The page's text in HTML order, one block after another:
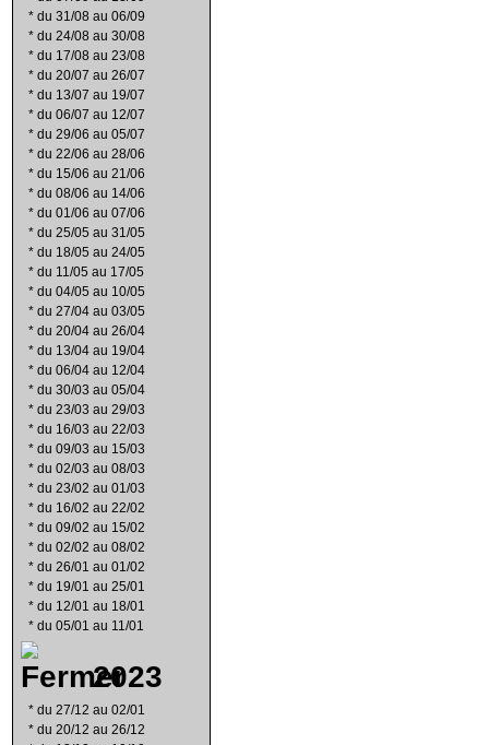
* du 31/08 au 06/09
* du 24/08 au 30/08
* du 17/08 au 23/08
* du 20/07 au 26/07
* du 13/07 au 19/07
* du 06/07 au 12/07
* du 29/06 au 05/07
* du 22/06 au 28/06
* du 15/06 au 21/06
* du 08/06 au 14/06
* du 01/06 au 07/06
* du 25/05 au 31/05
* du 18/05 au 24/05
* du 11/05 au 17/05
* du 04/05 au 10/05
* du 27/04 au 03/05
* du 20/04 au 26/04
* du 13/04 au 19/04
* du 06/04 au 12/04
* du 30/03 au 05/04
* du 23/03 au 29/03
* du 16/03 au 22/03
* du 09/03 au 15/03
* du 02/03 au 08/03
* du 23/02 au 01/03
* du 16/02 au 22/02
* du 09/02 au 15/02
* du 02/02 au 08/02
* du 26/01 au 01/02
* du 19/01 au 25/01
* du 12/01 au 18/01
* du 05/01 au 11/01
2023
* du 27/12 au 02/01
* du 20/12 au 26/12